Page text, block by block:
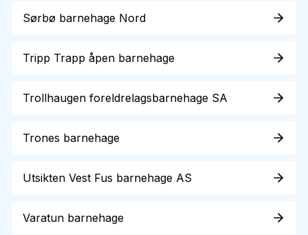
Sørbø barnehage Nord
Tripp Trapp åpen barnehage
Trollhaugen foreldrelagsbarnehage SA
Trones barnehage
Utsikten Vest Fus barnehage AS
Varatun barnehage